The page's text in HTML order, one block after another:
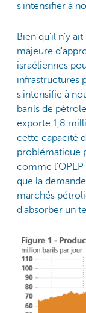
s'intensifier à
Bien qu'il n'y
majeure
israéliennes
infrastructures
s'intensifie à
barils de
exporte 1,8
cette capacité
problématique
comme
que la
marchés
d'absorber un